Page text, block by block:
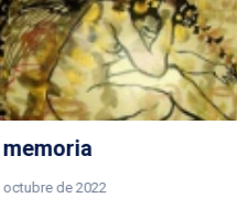
octubre de 2022